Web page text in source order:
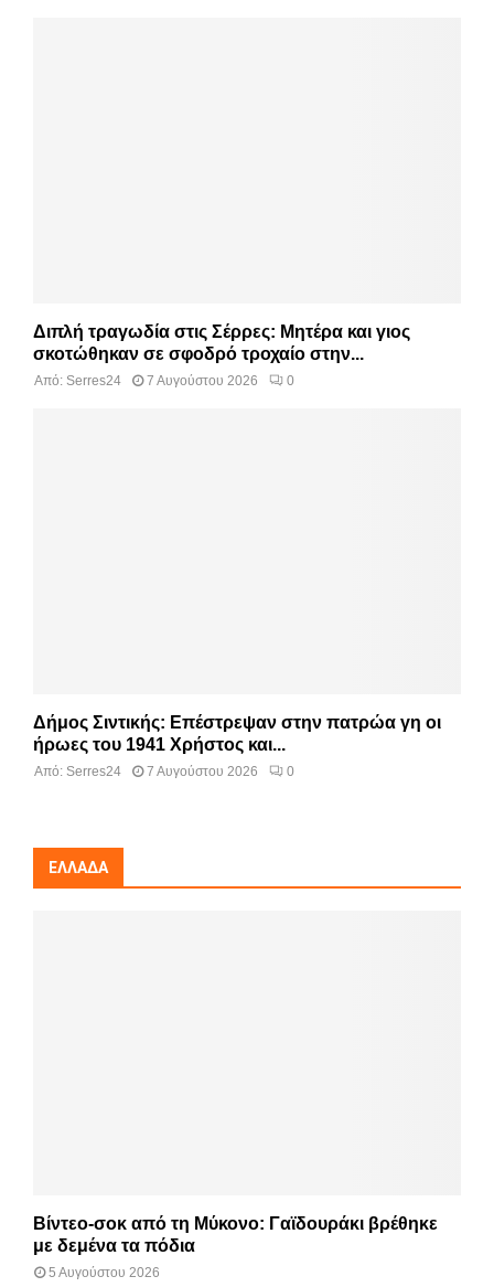
Διπλή τραγωδία στις Σέρρες: Μητέρα και γιος
σκοτώθηκαν σε σφοδρό τροχαίο στην...
Από: Serres24 7 Αυγούστου 2026 0
Δήμος Σιντικής: Επέστρεψαν στην πατρώα γη οι
ήρωες του 1941 Χρήστος και...
Από: Serres24 7 Αυγούστου 2026 0
ΕΛΛΆΔΑ
Βίντεο-σοκ από τη Μύκονο: Γαϊδουράκι βρέθηκε
με δεμένα τα πόδια
5 Αυγούστου 2026